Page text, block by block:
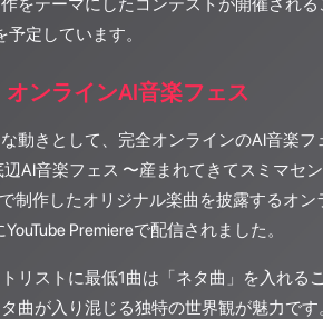
をテーマにしたコンテストが開催され
定しています。
ンラインAI音楽フェス
動きとして、完全オンラインのAI音楽
AI音楽フェス 〜産まれてきてスミマセ
制作したオリジナル楽曲を披露するオ
Premiereで配信されました。
リストに最低1曲は「ネタ曲」を入れる
曲が入り混じる独特の世界観が魅力で